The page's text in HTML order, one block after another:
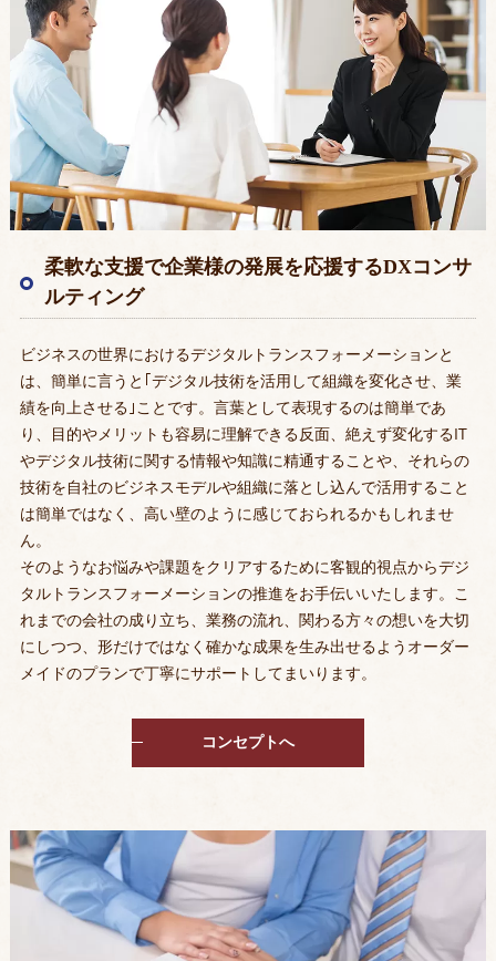
柔軟な支援で企業様の発展を応援するDXコンサ
ルティング
ビジネスの世界におけるデジタルトランスフォーメーションと
は、簡単に言うと｢デジタル技術を活用して組織を変化させ、業
績を向上させる｣ことです。言葉として表現するのは簡単であ
り、目的やメリットも容易に理解できる反面、絶えず変化するIT
やデジタル技術に関する情報や知識に精通することや、それらの
技術を自社のビジネスモデルや組織に落とし込んで活用すること
は簡単ではなく、高い壁のように感じておられるかもしれませ
ん。
そのようなお悩みや課題をクリアするために客観的視点からデジ
タルトランスフォーメーションの推進をお手伝いいたします。こ
れまでの会社の成り立ち、業務の流れ、関わる方々の想いを大切
にしつつ、形だけではなく確かな成果を生み出せるようオーダー
メイドのプランで丁寧にサポートしてまいります。
コンセプトへ